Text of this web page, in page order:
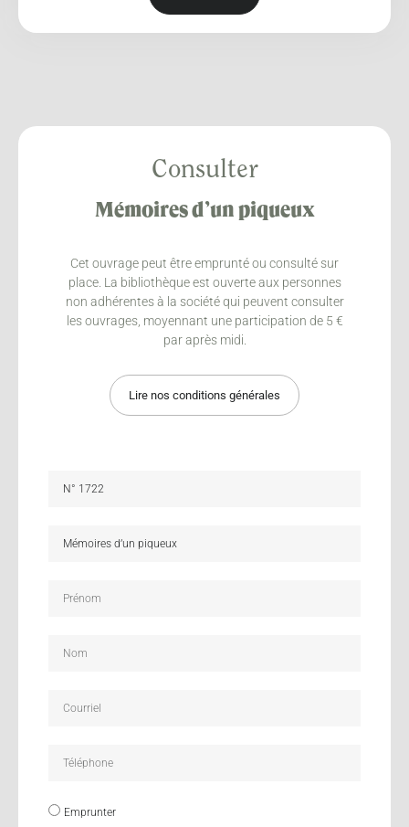
Consulter
Mémoires d’un piqueux
Cet ouvrage peut être emprunté ou consulté sur
place. La bibliothèque est ouverte aux personnes
non adhérentes à la société qui peuvent consulter
les ouvrages, moyennant une participation de 5 €
par après midi.
Lire nos conditions générales
Emprunter